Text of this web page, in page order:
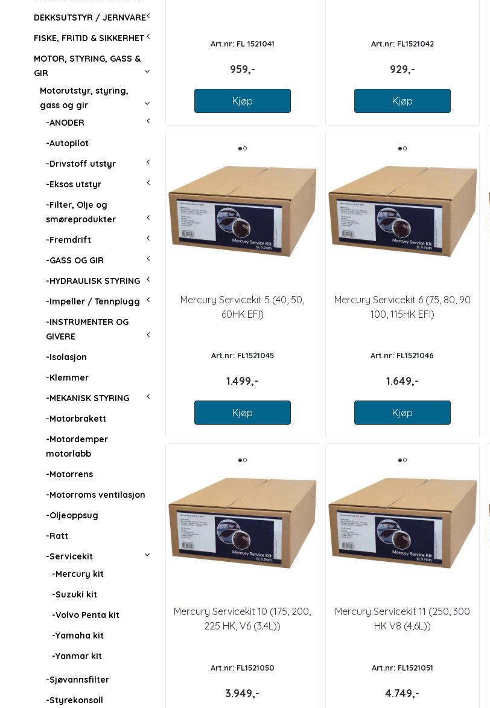
DEKKSUTSTYR / JERNVARE
FISKE, FRITID & SIKKERHET
MOTOR, STYRING, GASS &
GIR
Motorutstyr, styring,
gass og gir
-ANODER
-Autopilot
-Drivstoff utstyr
-Eksos utstyr
-Filter, Olje og
smøreprodukter
-Fremdrift
-GASS OG GIR
-HYDRAULISK STYRING
-Impeller / Tennplugg
-INSTRUMENTER OG
GIVERE
-Isolasjon
-Klemmer
-MEKANISK STYRING
-Motorbrakett
-Motordemper
motorlabb
-Motorrens
-Motorroms ventilasjon
-Oljeoppsug
-Ratt
-Servicekit
-Mercury kit
-Suzuki kit
-Volvo Penta kit
-Yamaha kit
-Yanmar kit
-Sjøvannsfilter
-Styrekonsoll
Art.nr: FL 1521041
959,-
Kjøp
Art.nr: FL1521042
929,-
Kjøp
Mercury Servicekit 5 (40, 50,
60HK EFI)
Art.nr: FL1521045
1.499,-
Kjøp
Mercury Servicekit 6 (75, 80, 90
100, 115HK EFI)
Art.nr: FL1521046
1.649,-
Kjøp
Mercury Servicekit 10 (175, 200,
225 HK, V6 (3.4L))
Art.nr: FL1521050
3.949,-
Mercury Servicekit 11 (250, 300
HK V8 (4,6L))
Art.nr: FL1521051
4.749,-